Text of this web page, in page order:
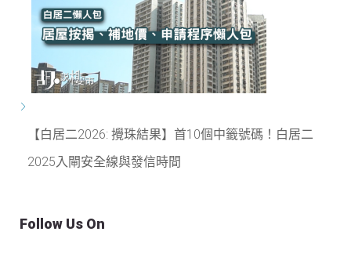
【白居二2026: 攪珠結果】首10個中籤號碼！白居二
2025入閘安全線與發信時間
Follow Us On